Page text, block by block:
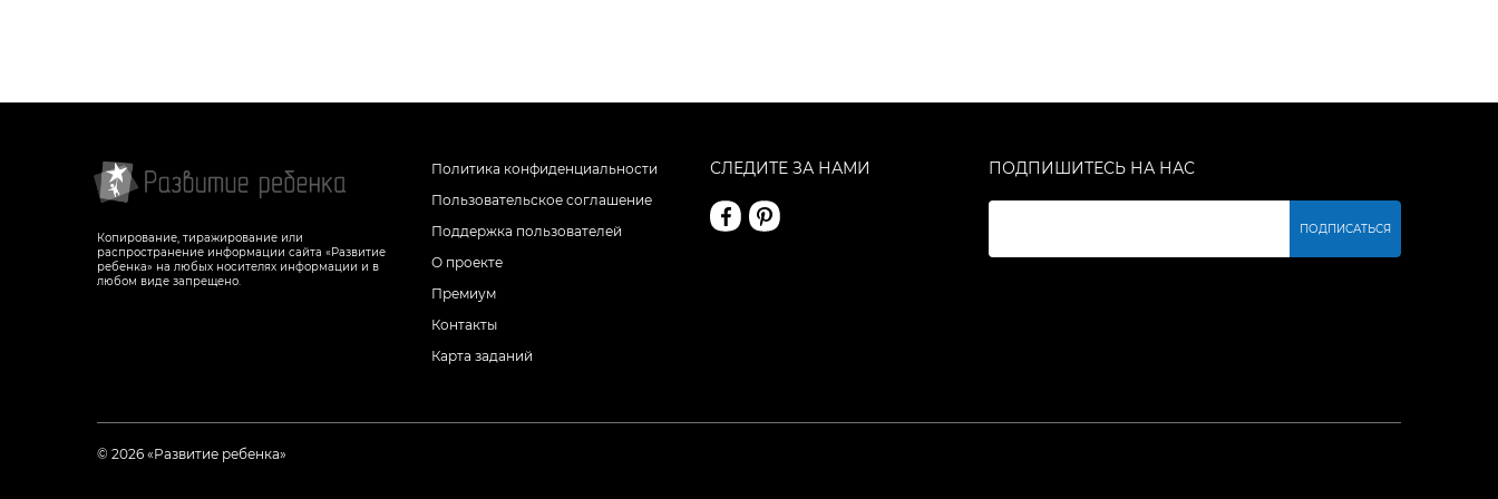
Копирование, тиражирование или
распространение информации сайта «Развитие
ребенка» на любых носителях информации и в
любом виде запрещено.
Политика конфиденциальности
Пользовательское соглашение
Поддержка пользователей
О проекте
Премиум
Контакты
Карта заданий
СЛЕДИТЕ ЗА НАМИ ПОДПИШИТЕСЬ НА НАС
ПОДПИСАТЬСЯ
© 2026 «Развитие ребенка»